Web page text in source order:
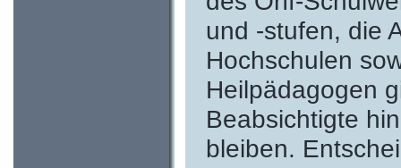
und -stufen, die
Hochschulen
Heilpädagogen
Beabsichtigte
bleiben.